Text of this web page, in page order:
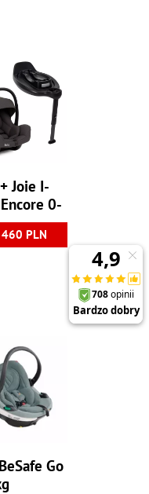
Joie I-
0-
460 PLN
Go